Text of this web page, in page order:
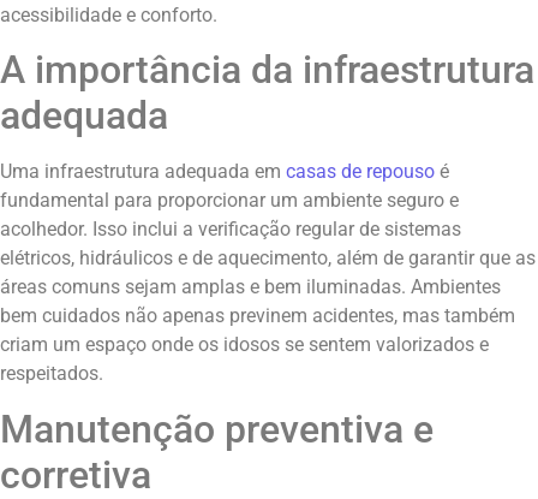
acessibilidade e conforto.
A importância da infraestrutura
adequada
Uma infraestrutura adequada em casas de repouso é
fundamental para proporcionar um ambiente seguro e
acolhedor. Isso inclui a verificação regular de sistemas
elétricos, hidráulicos e de aquecimento, além de garantir que as
áreas comuns sejam amplas e bem iluminadas. Ambientes
bem cuidados não apenas previnem acidentes, mas também
criam um espaço onde os idosos se sentem valorizados e
respeitados.
Manutenção preventiva e
corretiva